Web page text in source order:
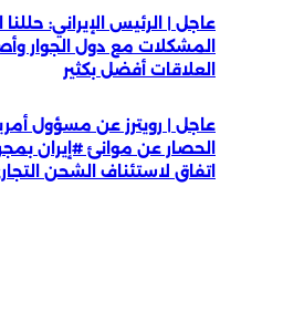
عاجل | الرئيس الإيراني: حللنا
المشكلات مع دول الجوار
العلاقات أفضل بكثير
عاجل | رويترز عن مسؤول
الحصار عن موانئ #إيران
اتفاق لاستئناف الشحن